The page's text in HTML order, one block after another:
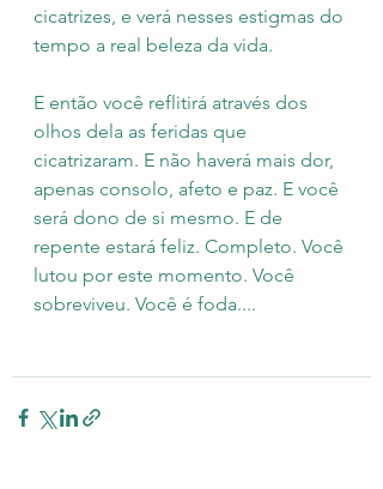
cicatrizes, e verá nesses estigmas do
tempo a real beleza da vida.
E então você reflitirá através dos
olhos dela as feridas que
cicatrizaram. E não haverá mais dor,
apenas consolo, afeto e paz. E você
será dono de si mesmo. E de
repente estará feliz. Completo. Você
lutou por este momento. Você
sobreviveu. Você é foda....